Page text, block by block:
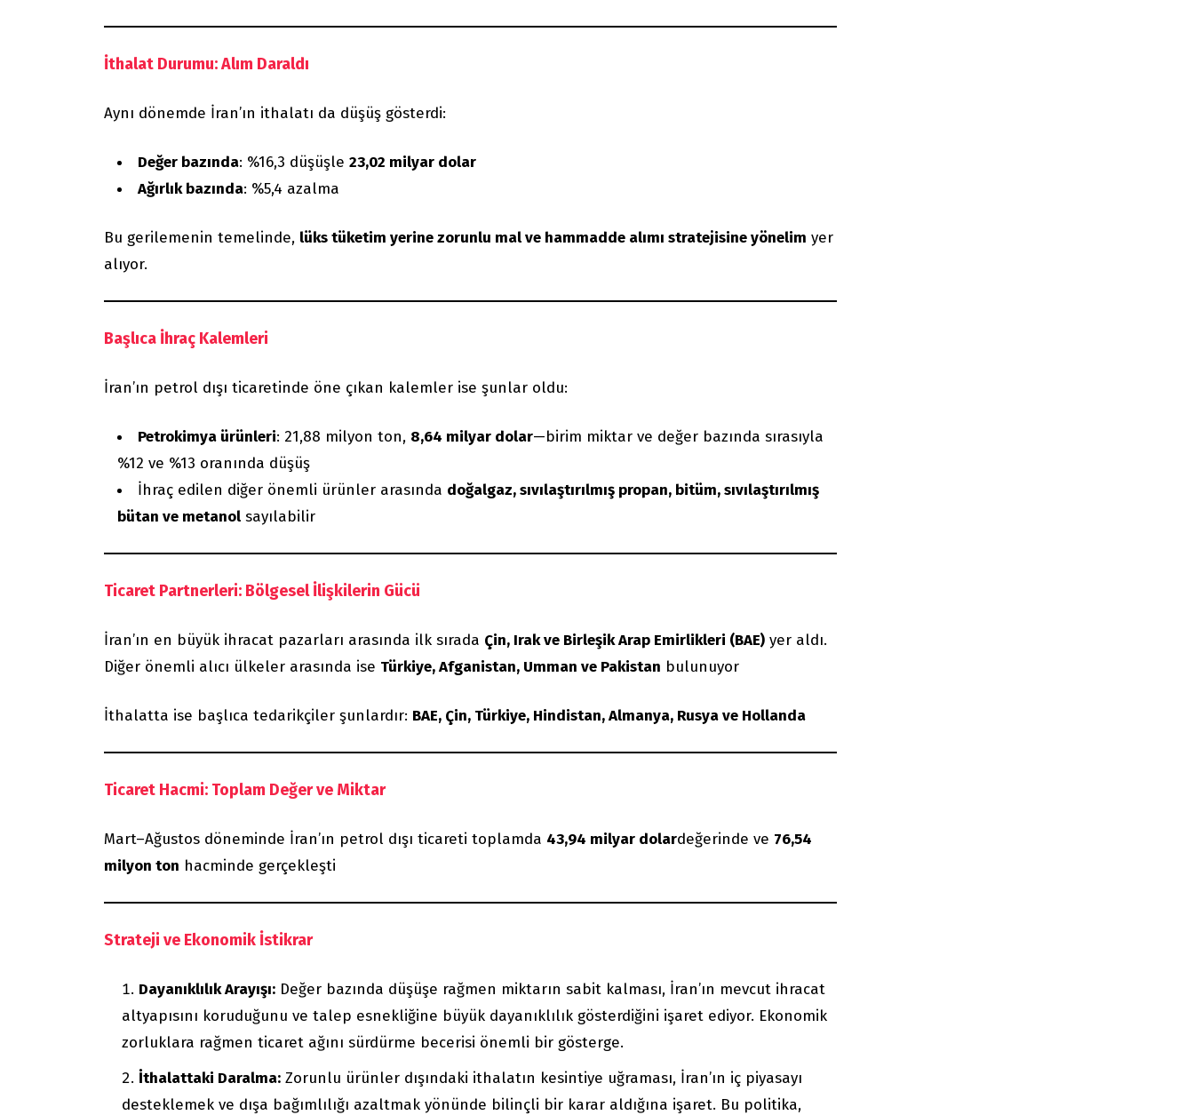
İthalat Durumu: Alım Daraldı
Aynı dönemde İran’ın ithalatı da düşüş gösterdi:
Değer bazında: %16,3 düşüşle 23,02 milyar dolar
Ağırlık bazında: %5,4 azalma
Bu gerilemenin temelinde, lüks tüketim yerine zorunlu mal ve hammadde alımı stratejisine yönelim yer
alıyor.
Başlıca İhraç Kalemleri
İran’ın petrol dışı ticaretinde öne çıkan kalemler ise şunlar oldu:
Petrokimya ürünleri: 21,88 milyon ton, 8,64 milyar dolar—birim miktar ve değer bazında sırasıyla
%12 ve %13 oranında düşüş
İhraç edilen diğer önemli ürünler arasında doğalgaz, sıvılaştırılmış propan, bitüm, sıvılaştırılmış
bütan ve metanol sayılabilir
Ticaret Partnerleri: Bölgesel İlişkilerin Gücü
İran’ın en büyük ihracat pazarları arasında ilk sırada Çin, Irak ve Birleşik Arap Emirlikleri (BAE) yer aldı.
Diğer önemli alıcı ülkeler arasında ise Türkiye, Afganistan, Umman ve Pakistan bulunuyor
İthalatta ise başlıca tedarikçiler şunlardır: BAE, Çin, Türkiye, Hindistan, Almanya, Rusya ve Hollanda
Ticaret Hacmi: Toplam Değer ve Miktar
Mart–Ağustos döneminde İran’ın petrol dışı ticareti toplamda 43,94 milyar dolardeğerinde ve 76,54
milyon ton hacminde gerçekleşti
Strateji ve Ekonomik İstikrar
Dayanıklılık Arayışı: Değer bazında düşüşe rağmen miktarın sabit kalması, İran’ın mevcut ihracat
altyapısını koruduğunu ve talep esnekliğine büyük dayanıklılık gösterdiğini işaret ediyor. Ekonomik
zorluklara rağmen ticaret ağını sürdürme becerisi önemli bir gösterge.
İthalattaki Daralma: Zorunlu ürünler dışındaki ithalatın kesintiye uğraması, İran’ın iç piyasayı
desteklemek ve dışa bağımlılığı azaltmak yönünde bilinçli bir karar aldığına işaret. Bu politika,